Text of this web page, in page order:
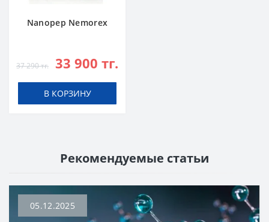
Nanopep Nemorex
37 290 тг. 33 900 тг.
В КОРЗИНУ
Рекомендуемые статьи
05.12.2025